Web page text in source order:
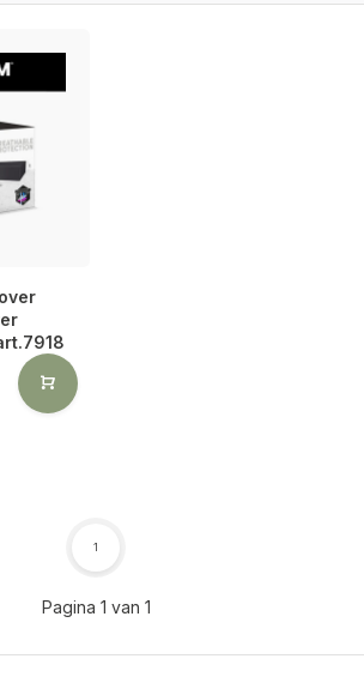
Pagina 1 van 1
1